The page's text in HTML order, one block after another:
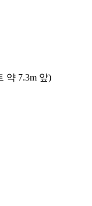
약 7.3m 앞)